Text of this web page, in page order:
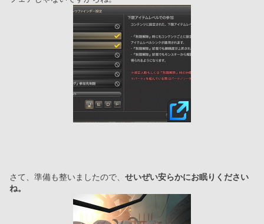
さて、準備も整いましたので、 せいぜい安らかにお眠りください
ね。